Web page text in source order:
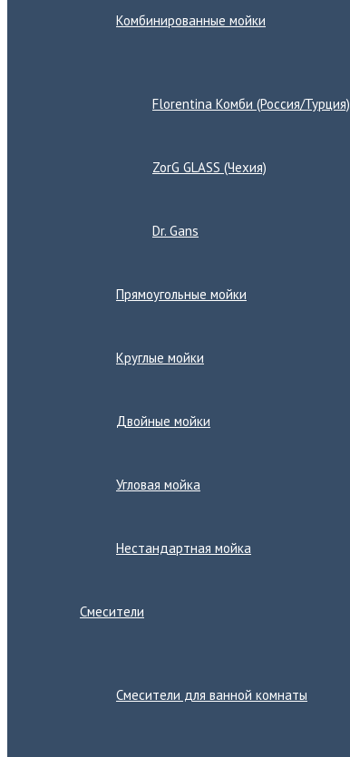
Комбинированные мойки
Florentina Комби (Россия/Турция)
ZorG GLASS (Чехия)
Dr. Gans
Прямоугольные мойки
Круглые мойки
Двойные мойки
Угловая мойка
Нестандартная мойка
Смесители
Смесители для ванной комнаты